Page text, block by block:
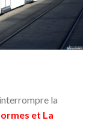
la
et La